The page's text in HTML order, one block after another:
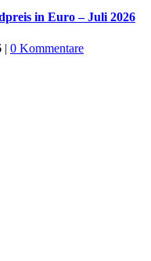
in Euro – Juli 2026
| 0 Kommentare